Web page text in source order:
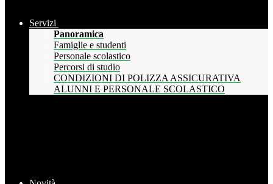
Servizi
Panoramica
Famiglie e studenti
Personale scolastico
Percorsi di studio
CONDIZIONI DI POLIZZA ASSICURATIVA
ALUNNI E PERSONALE SCOLASTICO